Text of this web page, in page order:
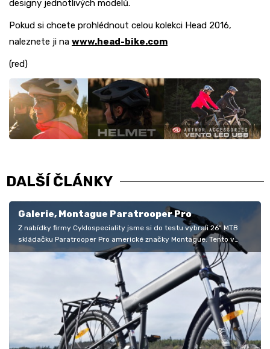
designy jednotlivých modelů.
Pokud si chcete prohlédnout celou kolekci Head 2016,
naleznete ji na www.head-bike.com
(red)
DALŠÍ ČLÁNKY
Galerie, Montague Paratrooper Pro
Z nabídky firmy Cyklospeciality jsme si do testu vybrali 26“ MTB
skládačku Paratrooper Pro americké značky Montague. Tento v
podstatě zcela…